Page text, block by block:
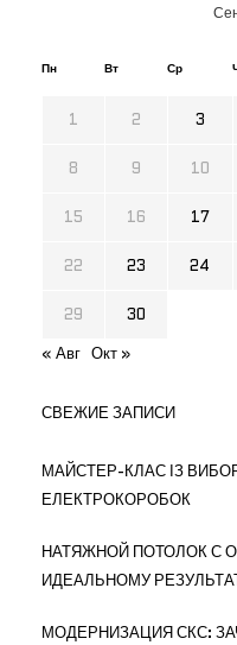
Пн Вт Ср
1 2 3
8 9 10
15 16 17
22 23 24
29
30
« Авг Окт »
СВЕЖИЕ ЗАПИСИ
МАЙСТЕР-КЛАС ІЗ
ЕЛЕКТРОКОРОБОК
НАТЯЖНОЙ ПОТОЛОК С
ИДЕАЛЬНОМУ
МОДЕРНИЗАЦИЯ СКС: